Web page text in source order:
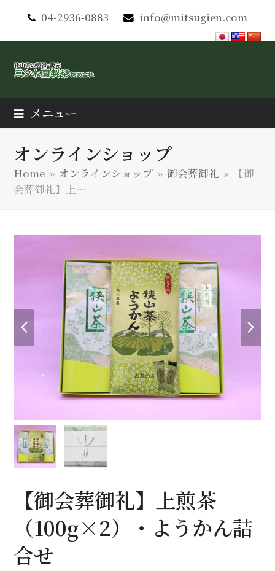
04-2936-0883 info@mitsugien.com
メニュー
オンラインショップ
Home » オンラインショップ » 御会葬御礼 »
【御
会葬御礼】上…
previous
slide
【御会葬御礼】上煎茶
（100g×2）・ようかん詰
合せ